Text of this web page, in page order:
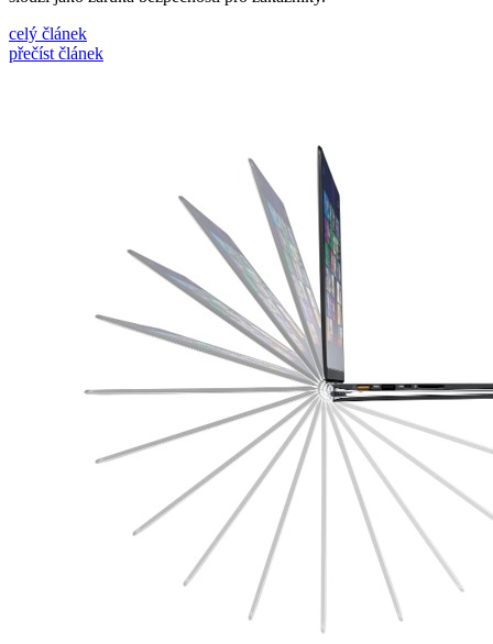
celý článek
přečíst článek